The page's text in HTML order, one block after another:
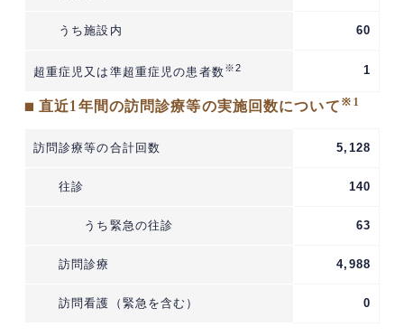
うち施設内 60
超重症児又は準超重症児の患者数※2 1
■ 直近1年間の訪問診療等の実施回数について※1
訪問診療等の合計回数 5,128
往診 140
うち緊急の往診 63
訪問診療 4,988
訪問看護（緊急を含む） 0